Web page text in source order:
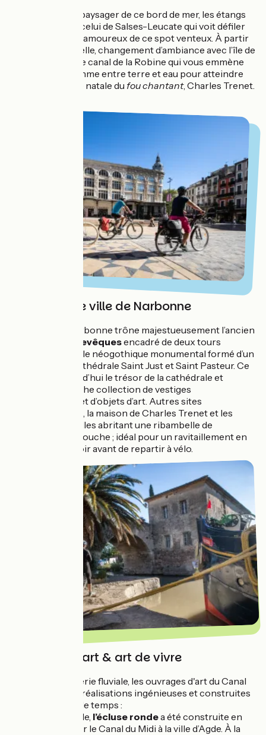
Caractéristique paysager de ce bord de mer, les étangs
d’eau salée dont celui de Salses-Leucate qui voit défiler
les kite-surfeurs amoureux de ce spot venteux. À partir
de Port La Nouvelle, changement d’ambiance avec l’île de
Sainte-Lucie et le canal de la Robine qui vous emmène
glisser sur un isthme entre terre et eau pour atteindre
Narbonne, la ville natale du fou chantant, Charles Trenet.
Majestueuse ville de Narbonne
Au centre de Narbonne trône majestueusement l’ancien
Palais des Archevêquesencadré de deux tours
carrées, ensemble néogothique monumental formé d’un
cloître et de la cathédrale Saint Just et Saint Pasteur. Ce
lieu abrite aujourd’hui le trésor de la cathédrale et
regroupe une riche collection de vestiges
archéologiques et d’objets d’art. Autres sites
incontournables, la maison de Charles Trenet et les
somptueuses halles abritant une ribambelle de
commerces de bouche ; idéal pour un ravitaillement en
produits du terroir avant de repartir à vélo.
Ouvrages d'art & art de vivre
Festival d’ingénierie fluviale, les ouvrages d'art du Canal
du Midi sont des réalisations ingénieuses et construites
pour durer dans le temps :
Aux portes d’Agde, l’écluse rondea été construite en
1680 afin de relier le Canal du Midi à la ville d’Agde. À la